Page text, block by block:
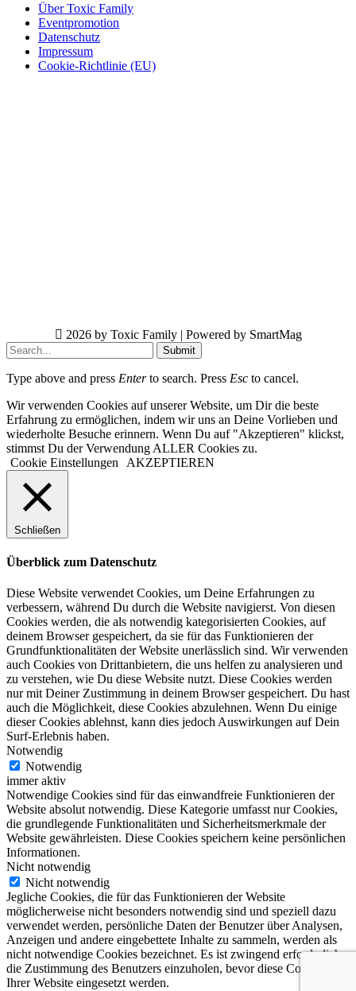
Über Toxic Family
Eventpromotion
Datenschutz
Impressum
Cookie-Richtlinie (EU)
2026 by Toxic Family | Powered by SmartMag
Submit
Type above and press Enterto search. Press Esc to cancel.
Wir verwenden Cookies auf unserer Website, um Dir die beste
Erfahrung zu ermöglichen, indem wir uns an Deine Vorlieben und
wiederholte Besuche erinnern. Wenn Du auf "Akzeptieren" klickst,
stimmst Du der Verwendung ALLER Cookies zu.
Cookie Einstellungen
AKZEPTIEREN
Schließen
Überblick zum Datenschutz
Diese Website verwendet Cookies, um Deine Erfahrungen zu
verbessern, während Du durch die Website navigierst. Von diesen
Cookies werden, die als notwendig kategorisierten Cookies, auf
deinem Browser gespeichert, da sie für das Funktionieren der
Grundfunktionalitäten der Website unerlässlich sind. Wir verwenden
auch Cookies von Drittanbietern, die uns helfen zu analysieren und
zu verstehen, wie Du diese Website nutzt. Diese Cookies werden
nur mit Deiner Zustimmung in deinem Browser gespeichert. Du hast
auch die Möglichkeit, diese Cookies abzulehnen. Wenn Du einige
dieser Cookies ablehnst, kann dies jedoch Auswirkungen auf Dein
Surf-Erlebnis haben.
Notwendig
Notwendig
immer aktiv
Notwendige Cookies sind für das einwandfreie Funktionieren der
Website absolut notwendig. Diese Kategorie umfasst nur Cookies,
die grundlegende Funktionalitäten und Sicherheitsmerkmale der
Website gewährleisten. Diese Cookies speichern keine persönlichen
Informationen.
Nicht notwendig
Nicht notwendig
Jegliche Cookies, die für das Funktionieren der Website
möglicherweise nicht besonders notwendig sind und speziell dazu
verwendet werden, persönliche Daten der Benutzer über Analysen,
Anzeigen und andere eingebettete Inhalte zu sammeln, werden als
nicht notwendige Cookies bezeichnet. Es ist zwingend erforderlich,
die Zustimmung des Benutzers einzuholen, bevor diese Cookies auf
Ihrer Website eingesetzt werden.